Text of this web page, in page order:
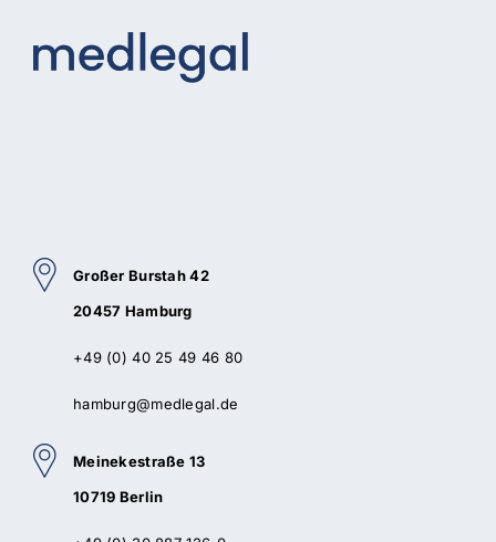
Großer Burstah 42
20457 Hamburg
+49 (0) 40 25 49 46 80
hamburg@medlegal.de
Meinekestraße 13
10719 Berlin